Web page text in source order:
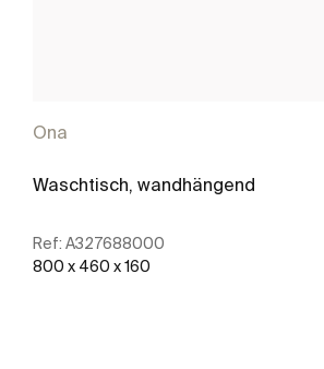
Ona
Waschtisch, wandhängend
Ref: A327688000
800 x 460 x 160